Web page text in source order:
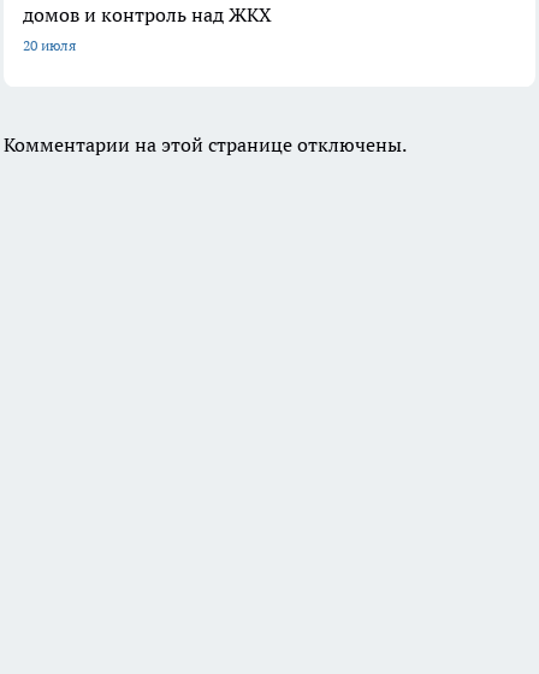
домов и контроль над ЖКХ
20 июля
Комментарии на этой странице отключены.